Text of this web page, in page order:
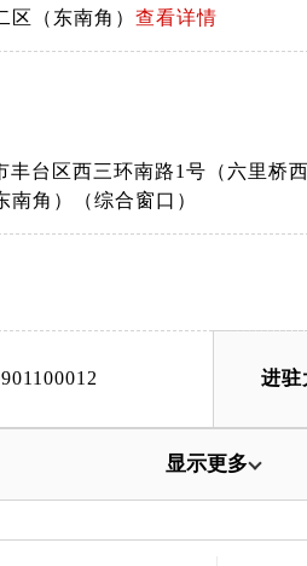
（东南角） 查看详情
丰台区西三环南路1号（六里桥
角）（综合窗口）
进驻
显示更多